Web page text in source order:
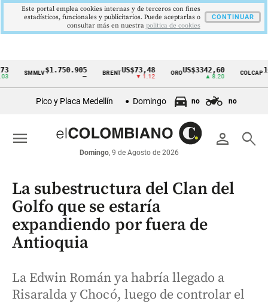
Cintillo
económicos
Colombia
SMMLV$1.750.905 BRENT US$73,48
▼ 1.12
ORO US$3342,60 COLCAP
Pico y Placa Medellín Domingo no no
person search
Domingo, 9 de Agosto de 2026
menu
La subestructura del Clan del
Golfo que se estaría
expandiendo por fuera de
Antioquia
La Edwin Román ya habría llegado a
Risaralda y Chocó, luego de controlar el
Este portal emplea cookies internas y de terceros con fines
estadísticos, funcionales y publicitarios. Puede aceptarlas o
consultar más en nuestra politica de cookies
CONTINUAR